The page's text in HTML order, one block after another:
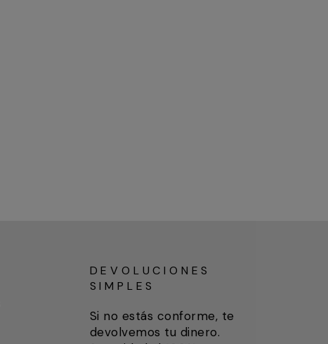
DEVOLUCIONES
SIMPLES
Si no estás conforme, te
devolvemos tu dinero.